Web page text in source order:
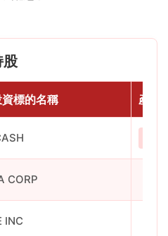
標的名稱 產業
CORP
INC